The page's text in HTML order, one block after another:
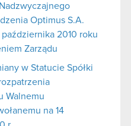
Optimus S.A.
października 2010 roku
Zarządu
w Statucie Spółki
Walnemu
na 14